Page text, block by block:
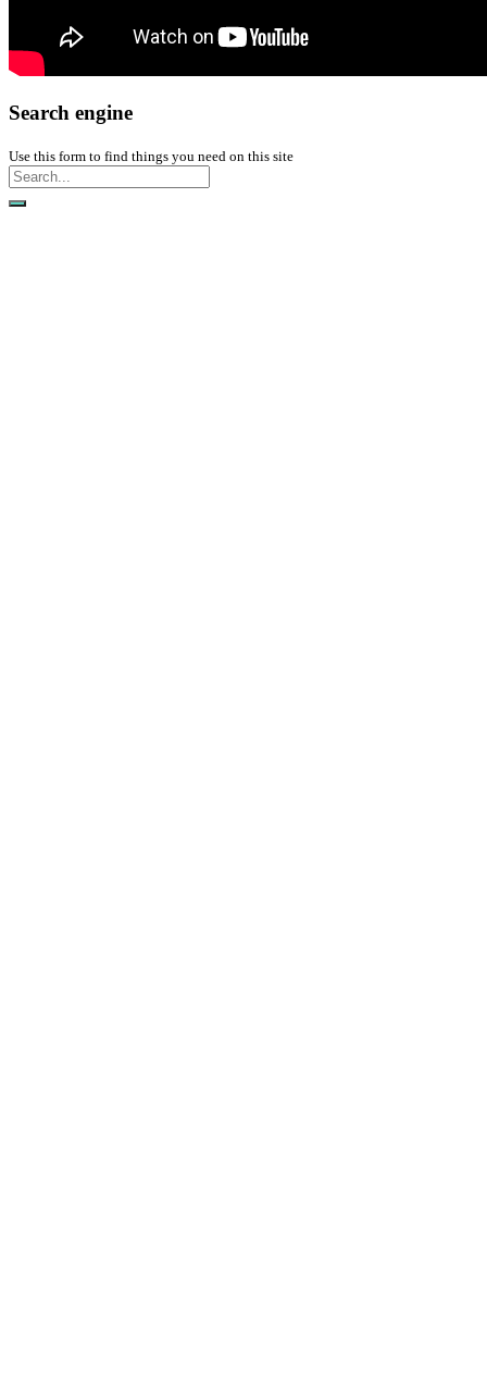
Search engine
Use this form to find things you need on this site